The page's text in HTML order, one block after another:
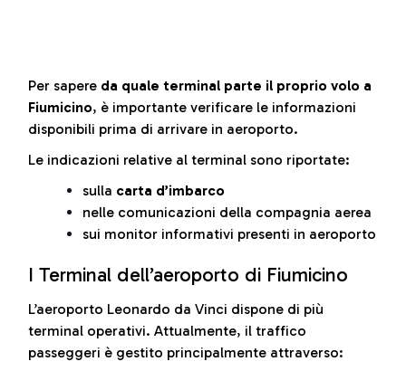
Per sapere da quale terminal parte il proprio volo a
Fiumicino, è importante verificare le informazioni
disponibili prima di arrivare in aeroporto.
Le indicazioni relative al terminal sono riportate:
sulla carta d’imbarco
nelle comunicazioni della compagnia aerea
sui monitor informativi presenti in aeroporto
I Terminal dell’aeroporto di Fiumicino
L’aeroporto Leonardo da Vinci dispone di più
terminal operativi. Attualmente, il traffico
passeggeri è gestito principalmente attraverso: